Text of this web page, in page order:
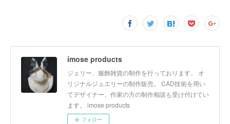
imose products
ジェリー、服飾雑貨の制作を行っております。 オ
リジナルジュエリーの制作販売。 CAD技術を用い
てデザイナー、作家の方の制作相談も受け付けてい
ます。 imose products
フォロー